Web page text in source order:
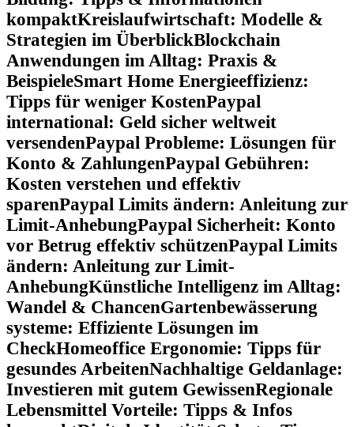
kompaktKreislaufwirtschaft: Modelle &
Strategien im ÜberblickBlockchain
Anwendungen im Alltag: Praxis &
BeispieleSmart Home Energieeffizienz:
Tipps für weniger KostenPaypal
international: Geld sicher weltweit
versendenPaypal Probleme: Lösungen für
Konto & ZahlungenPaypal Gebühren:
Kosten verstehen und effektiv
sparenPaypal Limits ändern: Anleitung zur
Limit-AnhebungPaypal Sicherheit: Konto
vor Betrug effektiv schützenPaypal Limits
ändern: Anleitung zur Limit-
AnhebungKünstliche Intelligenz im Alltag:
Wandel & ChancenGartenbewässerung
systeme: Effiziente Lösungen im
CheckHomeoffice Ergonomie: Tipps für
gesundes ArbeitenNachhaltige Geldanlage:
Investieren mit gutem GewissenRegionale
Lebensmittel Vorteile: Tipps & Infos